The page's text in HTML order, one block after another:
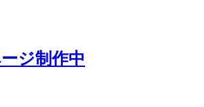
ジ制作中